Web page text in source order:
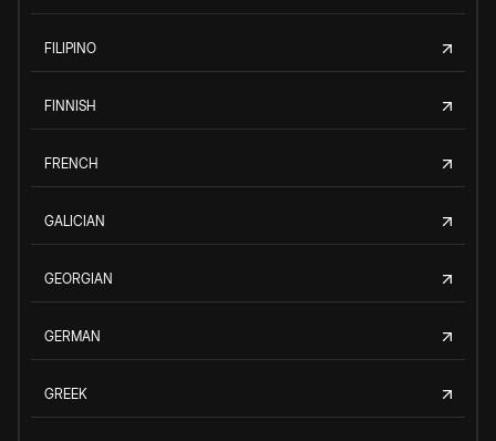
FILIPINO
FINNISH
FRENCH
GALICIAN
GEORGIAN
GERMAN
GREEK